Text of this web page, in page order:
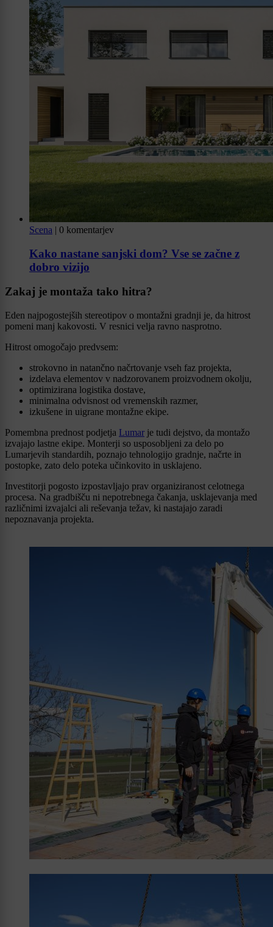
Scena | 0 komentarjev
Kako nastane sanjski dom? Vse se začne z
dobro vizijo
Zakaj je montaža tako hitra?
Eden najpogostejših stereotipov o montažni gradnji je, da hitrost
pomeni manj kakovosti. V resnici velja ravno nasprotno.
Hitrost omogočajo predvsem:
strokovno in natančno načrtovanje vseh faz projekta,
izdelava elementov v nadzorovanem proizvodnem okolju,
optimizirana logistika dostave,
minimalna odvisnost od vremenskih razmer,
izkušene in uigrane montažne ekipe.
Pomembna prednost podjetja Lumar je tudi dejstvo, da montažo
izvajajo lastne ekipe. Monterji so usposobljeni za delo po
Lumarjevih standardih, poznajo tehnologijo gradnje, načrte in
postopke, zato delo poteka učinkovito in usklajeno.
Investitorji pogosto izpostavljajo prav organiziranost celotnega
procesa. Na gradbišču ni nepotrebnega čakanja, usklajevanja med
različnimi izvajalci ali reševanja težav, ki nastajajo zaradi
nepoznavanja projekta.